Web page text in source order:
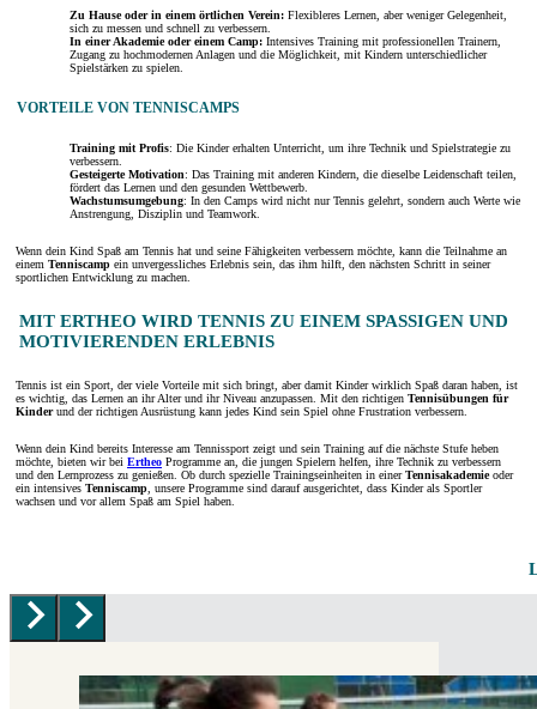
Zu Hause oder in einem örtlichen Verein: Flexibleres Lernen, aber weniger Gelegenheit,
sich zu messen und schnell zu verbessern.
In einer Akademie oder einem Camp: Intensives Training mit professionellen Trainern,
Zugang zu hochmodernen Anlagen und die Möglichkeit, mit Kindern unterschiedlicher
Spielstärken zu spielen.
VORTEILE VON TENNISCAMPS
Training mit Profis: Die Kinder erhalten Unterricht, um ihre Technik und Spielstrategie zu
verbessern.
Gesteigerte Motivation: Das Training mit anderen Kindern, die dieselbe Leidenschaft teilen,
fördert das Lernen und den gesunden Wettbewerb.
Wachstumsumgebung: In den Camps wird nicht nur Tennis gelehrt, sondern auch Werte wie
Anstrengung, Disziplin und Teamwork.
Wenn dein Kind Spaß am Tennis hat und seine Fähigkeiten verbessern möchte, kann die Teilnahme an
einem Tenniscamp ein unvergessliches Erlebnis sein, das ihm hilft, den nächsten Schritt in seiner
sportlichen Entwicklung zu machen.
MIT ERTHEO WIRD TENNIS ZU EINEM SPASSIGEN UND M
OTIVIERENDEN ERLEBNIS
Tennis ist ein Sport, der viele Vorteile mit sich bringt, aber damit Kinder wirklich Spaß daran haben, ist
es wichtig, das Lernen an ihr Alter und ihr Niveau anzupassen. Mit den richtigen Tennisübungen für
Kinderund der richtigen Ausrüstung kann jedes Kind sein Spiel ohne Frustration verbessern.
Wenn dein Kind bereits Interesse am Tennissport zeigt und sein Training auf die nächste Stufe heben
möchte, bieten wir bei Ertheo Programme an, die jungen Spielern helfen, ihre Technik zu verbessern
und den Lernprozess zu genießen. Ob durch spezielle Trainingseinheiten in einerTennisakademieoder
ein intensives Tenniscamp , unsere Programme sind darauf ausgerichtet, dass Kinder als Sportler
wachsen und vor allem Spaß am Spiel haben.